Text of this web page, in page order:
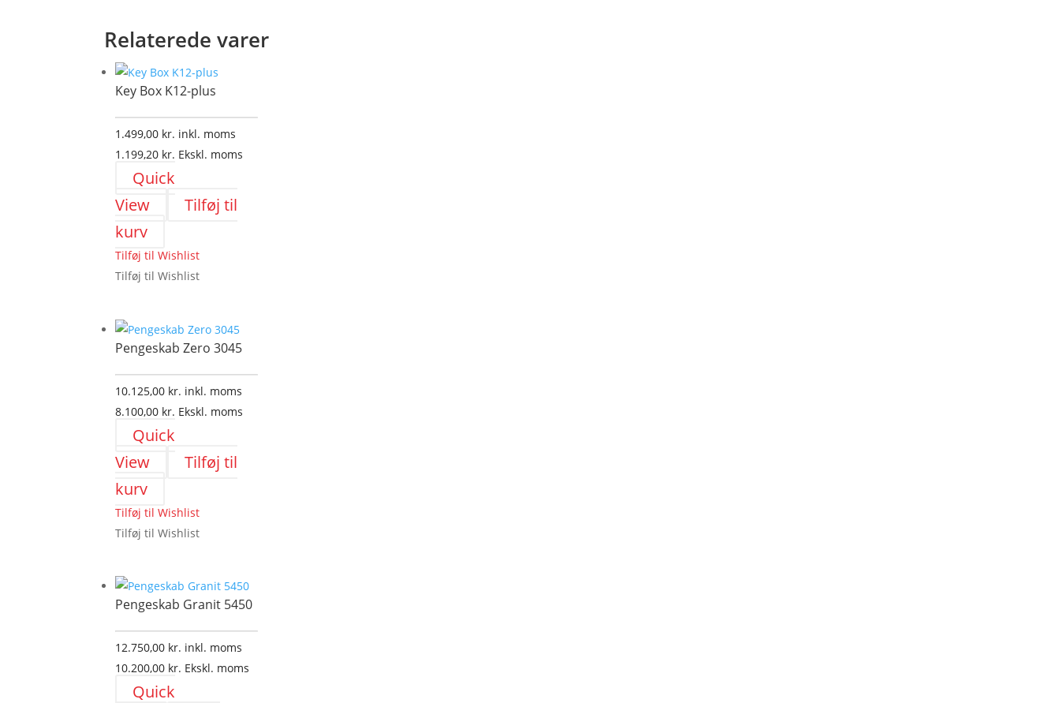
Relaterede varer
Key Box K12-plus
1.499,00 kr. inkl. moms
1.199,20 kr. Ekskl. moms
Quick
View
Tilføj til
kurv
Tilføj til Wishlist
Tilføj til Wishlist
Pengeskab Zero 3045
10.125,00 kr. inkl. moms
8.100,00 kr. Ekskl. moms
Quick
View
Tilføj til
kurv
Tilføj til Wishlist
Tilføj til Wishlist
Pengeskab Granit 5450
12.750,00 kr. inkl. moms
10.200,00 kr. Ekskl. moms
Quick